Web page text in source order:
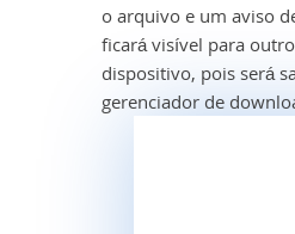
o arquivo e um aviso
ficará visível para
dispositivo, pois será
gerenciador de